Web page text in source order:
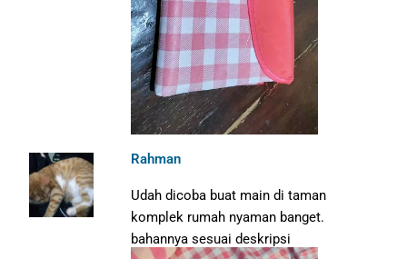
Rahman
Udah dicoba buat main di taman
komplek rumah nyaman banget.
bahannya sesuai deskripsi